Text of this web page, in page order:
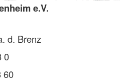
e.V.
d. Brenz
0
60